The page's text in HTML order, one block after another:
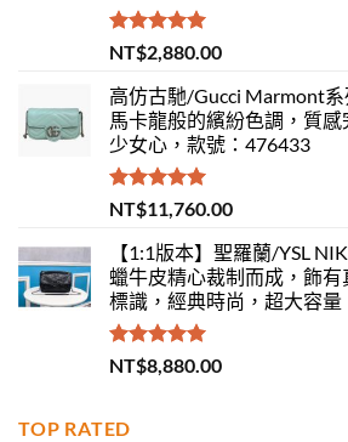
評分 5.00
滿分 5
NT$2,880.00
高仿古馳/Gucci Marmont
馬卡龍般的繽紛色調，質
少女心，款號：476433
評分5.00
滿分 5
NT$11,760.00
【1:1版本】聖羅蘭/YSL
蠟牛皮精心裁制而成，飾
標識，經典時尚，超大容量
評分 5.00
滿分 5
NT$8,880.00
TOP RATED